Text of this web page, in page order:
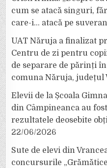
cum se atacă singuri,
care-i… atacă pe
UAT Năruja a finalizat
Centru de zi pentru
de separare de părinți
comuna Năruja, județul
Elevii de la Școala
din Câmpineanca au
rezultatele deosebite
22/06/2026
Sute de elevi din
concursurile